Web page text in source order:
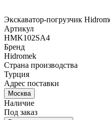
Экскаватор-погрузчик
Артикул
HMK102SA4
Бренд
Hidromek
Страна производства
Турция
Адрес поставки
Москва
Наличие
Под заказ